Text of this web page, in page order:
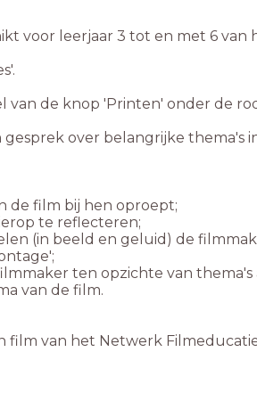
over belangrijke thema's
te reflecteren;
(in beeld en geluid) de
van de film.
van het Netwerk